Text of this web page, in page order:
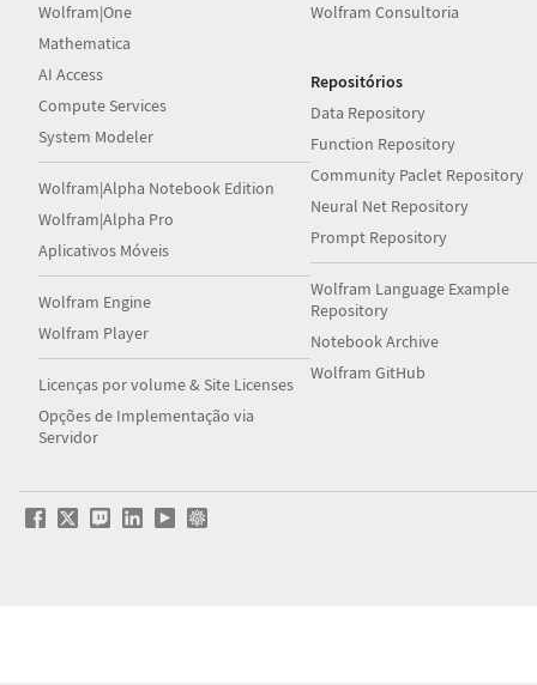
Wolfram|One
Mathematica
AI Access
Compute Services
System Modeler
Wolfram|Alpha Notebook Edition
Wolfram|Alpha Pro
Aplicativos Móveis
Wolfram Engine
Wolfram Player
Licenças por volume & Site Licenses
Opções de Implementação via
Servidor
Wolfram Consultoria
Repositórios
Data Repository
Function Repository
Community Paclet Repository
Neural Net Repository
Prompt Repository
Wolfram Language Example
Repository
Notebook Archive
Wolfram GitHub